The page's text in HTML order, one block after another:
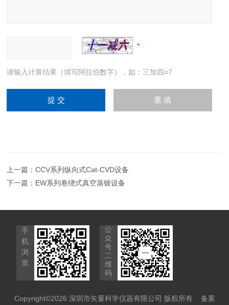
请输入计算结果（填写阿拉伯数字），如：三加四=7
上一篇：CCV系列纵向式Cat-CVD设备
下一篇： EW系列卷绕式真空蒸镀设备
手
机
浏
览
公
众
号
二
维
码
Copyright©2026 深圳市矢量科学仪器有限公司 版权所有 备案